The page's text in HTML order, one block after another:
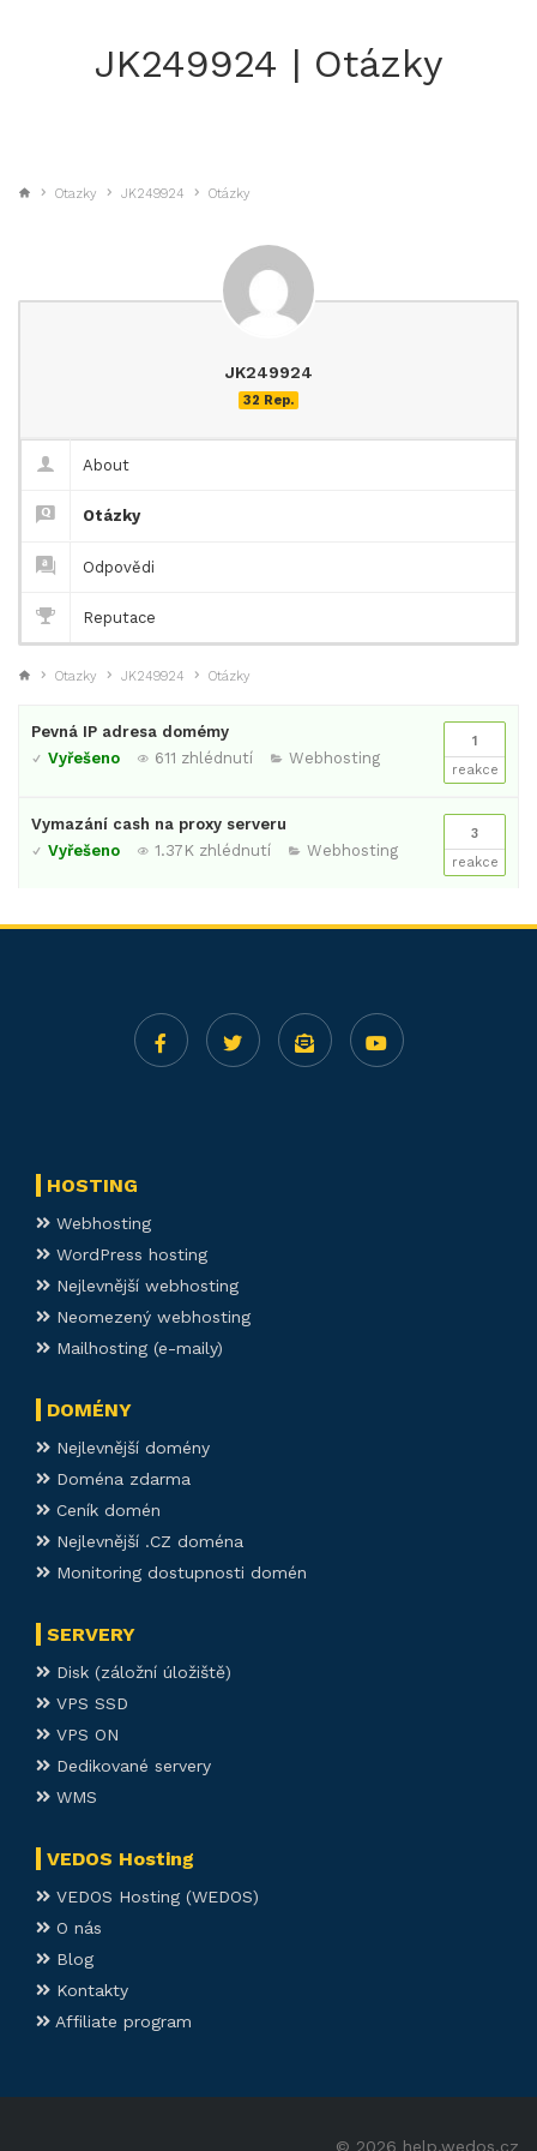
JK249924 | Otázky
Otazky JK249924 Otázky
JK249924
32 Rep.
About
Otázky
Odpovědi
Reputace
Otazky JK249924 Otázky
1
reakce
Pevná IP adresa domémy
Vyřešeno
611 zhlédnutí Webhosting
3
reakce
Vymazání cash na proxy serveru
Vyřešeno
1.37K zhlédnutí Webhosting
HOSTING
Webhosting
WordPress hosting
Nejlevnější webhosting
Neomezený webhosting
Mailhosting (e-maily)
DOMÉNY
Nejlevnější domény
Doména zdarma
Ceník domén
Nejlevnější .CZ doména
Monitoring dostupnosti domén
SERVERY
Disk (záložní úložiště)
VPS SSD
VPS ON
Dedikované servery
WMS
VEDOS Hosting
VEDOS Hosting (WEDOS)
O nás
Blog
Kontakty
Affiliate program
© 2026 help.wedos.cz